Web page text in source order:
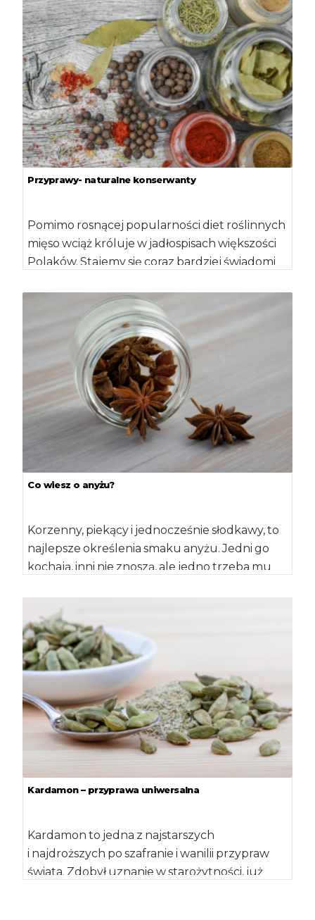
Przyprawy- naturalne konserwanty
Pomimo rosnącej popularności diet roślinnych
mięso wciąż króluje w jadłospisach większości
Polaków. Stajemy się coraz bardziej świadomi
Co wiesz o anyżu?
Korzenny, piekący i jednocześnie słodkawy, to
najlepsze określenia smaku anyżu. Jedni go
kochają, inni nie znoszą, ale jedno trzeba mu
Kardamon – przyprawa uniwersalna
Kardamon to jedna z najstarszych
i najdroższych po szafranie i wanilii przypraw
świata. Zdobył uznanie w starożytności, już